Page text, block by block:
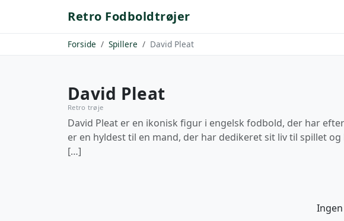
Retro Fodboldtrøjer
Forside Spillere David Pleat
David Pleat
Retro trøje
David Pleat er en ikonisk figur i engelsk fodbold, der har
er en hyldest til en mand, der har dedikeret sit liv til spillet
[…]